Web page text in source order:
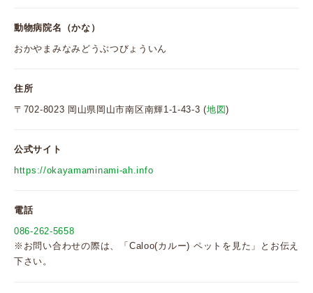
動物病院名（かな）
おかやまみなみどうぶつびょういん
住所
〒702-8023 岡山県岡山市南区南輝1-1-43-3 (地図)
公式サイト
https://okayamaminami-ah.info
電話
086-262-5658
※お問い合わせの際は、「Caloo(カルー) ペットを見た」とお伝え
下さい。